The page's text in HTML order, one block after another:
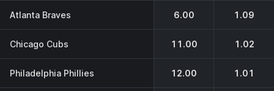
Atlanta Braves 6.00 1.09
Chicago Cubs 11.00 1.02
Philadelphia Phillies 12.00 1.01